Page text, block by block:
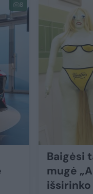
8
Baigėsi
mugė